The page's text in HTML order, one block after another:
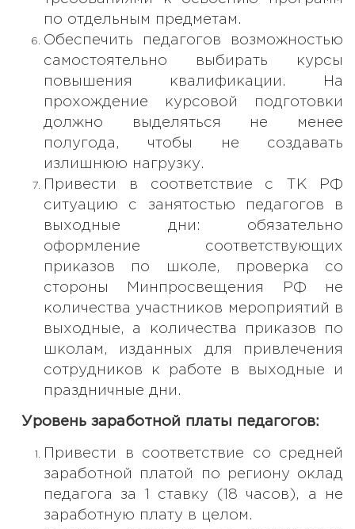
по отдельным предметам.
Обеспечить педагогов возможностью
самостоятельно выбирать курсы
повышения квалификации. На
прохождение курсовой подготовки
должно выделяться не менее
полугода, чтобы не создавать
излишнюю нагрузку.
Привести в соответствие с ТК РФ
ситуацию с занятостью педагогов в
выходные дни: обязательно
оформление соответствующих
приказов по школе, проверка со
стороны Минпросвещения РФ не
количества участников мероприятий в
выходные, а количества приказов по
школам, изданных для привлечения
сотрудников к работе в выходные и
праздничные дни.
Уровень заработной платы педагогов:
Привести в соответствие со средней
заработной платой по региону оклад
педагога за 1 ставку (18 часов), а не
заработную плату в целом.